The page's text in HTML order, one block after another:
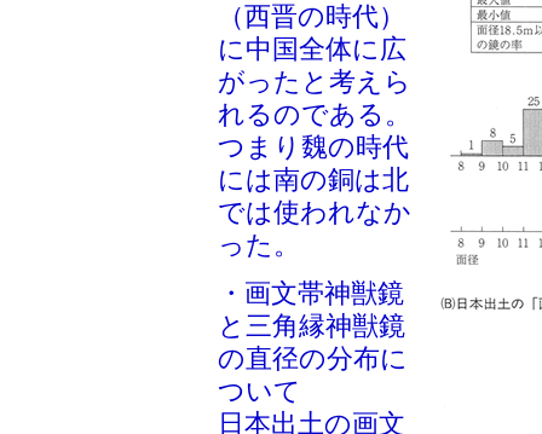
（西晋の時代）
に中国全体に広
がったと考えら
れるのである。
つまり魏の時代
には南の銅は北
では使われなか
った。
・画文帯神獣鏡
と三角縁神獣鏡
の直径の分布に
ついて
日本出土の画文